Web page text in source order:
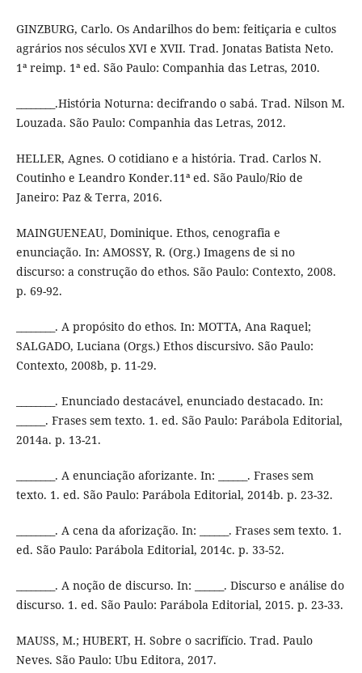
GINZBURG, Carlo. Os Andarilhos do bem: feitiçaria e cultos
agrários nos séculos XVI e XVII. Trad. Jonatas Batista Neto.
1ª reimp. 1ª ed. São Paulo: Companhia das Letras, 2010.
________.História Noturna: decifrando o sabá. Trad. Nilson M.
Louzada. São Paulo: Companhia das Letras, 2012.
HELLER, Agnes. O cotidiano e a história. Trad. Carlos N.
Coutinho e Leandro Konder.11ª ed. São Paulo/Rio de
Janeiro: Paz & Terra, 2016.
MAINGUENEAU, Dominique. Ethos, cenografia e
enunciação. In: AMOSSY, R. (Org.) Imagens de si no
discurso: a construção do ethos. São Paulo: Contexto, 2008.
p. 69-92.
________. A propósito do ethos. In: MOTTA, Ana Raquel;
SALGADO, Luciana (Orgs.) Ethos discursivo. São Paulo:
Contexto, 2008b, p. 11-29.
________. Enunciado destacável, enunciado destacado. In:
______. Frases sem texto. 1. ed. São Paulo: Parábola Editorial,
2014a. p. 13-21.
________. A enunciação aforizante. In: ______. Frases sem
texto. 1. ed. São Paulo: Parábola Editorial, 2014b. p. 23-32.
________. A cena da aforização. In: ______. Frases sem texto. 1.
ed. São Paulo: Parábola Editorial, 2014c. p. 33-52.
________. A noção de discurso. In: ______. Discurso e análise do
discurso. 1. ed. São Paulo: Parábola Editorial, 2015. p. 23-33.
MAUSS, M.; HUBERT, H. Sobre o sacrifício. Trad. Paulo
Neves. São Paulo: Ubu Editora, 2017.